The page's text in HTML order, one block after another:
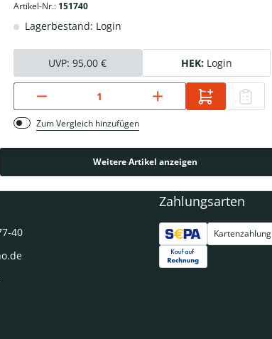
Artikel-Nr.: 151740
Lagerbestand: Login
UVP:95,00 € HEK: Login
Zum Vergleich hinzufügen
Weitere Artikel anzeigen
40
Zahlungsarten
Kartenzahlung